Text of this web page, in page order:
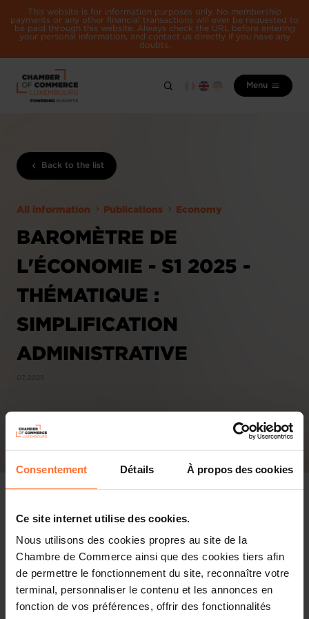
Consentement Détails À propos des cookies
Ce site internet utilise des cookies.
Nous utilisons des cookies propres au site de la
Chambre de Commerce ainsi que des cookies tiers afin
de permettre le fonctionnement du site, reconnaître votre
terminal, personnaliser le contenu et les annonces en
fonction de vos préférences, offrir des fonctionnalités
This website is for information purposes only. No membership
payments or any other financial transactions will ever be requested to
be paid through this website. Always check the URL before entering
your personal information, and contact us directly if you have any
doubts.
Menu
Back to the list
All information Publications Economy
BAROMÈTRE DE
L'ÉCONOMIE - S1 2025 -
THÉMATIQUE :
SIMPLIFICATION
ADMINISTRATIVE
Affaires économiques